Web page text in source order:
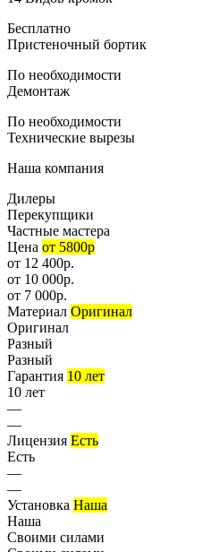
Бесплатно
Пристеночный бортик
По необходимости
Демонтаж
По необходимости
Технические вырезы
Наша компания
Дилеры
Перекупщики
Частные мастера
Цена от 5800р
от 12 400р.
от 10 000р.
от 7 000р.
Материал Оригинал
Оригинал
Разный
Разный
Гарантия 10 лет
10 лет
—
—
Лицензия Есть
Есть
—
—
Установка Наша
Наша
Своими силами